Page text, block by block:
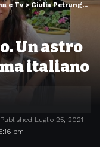
e Tv>Giulia Petrungaro. Un astro nascente del cinema italiano
Un astro
italiano
pm
Published Luglio 25, 2021